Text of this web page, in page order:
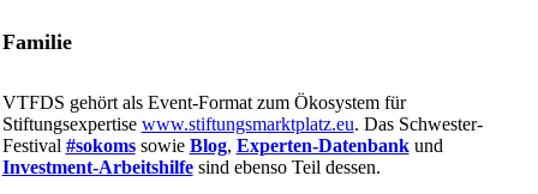
Familie
VTFDS gehört als Event-Format zum Ökosystem für
Stiftungsexpertise www.stiftungsmarktplatz.eu. Das Schwester-
Festival #sokomssowie Blog, Experten-Datenbankund
Investment-Arbeitshilfesind ebenso Teil dessen.